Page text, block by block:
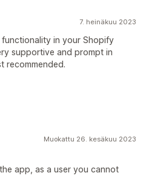
7. heinäkuu 2023
in your Shopify
supportive and prompt in
recommended.
Muokattu 26. kesäkuu 2023
app, as a user you cannot